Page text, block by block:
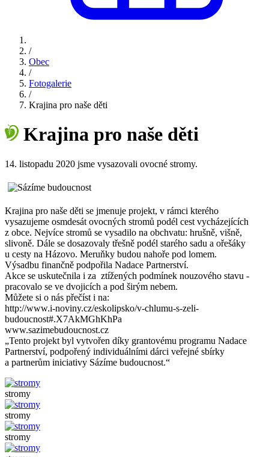
/
Obec
/
Fotogalerie
/
Krajina pro naše děti
Krajina pro naše děti
14. listopadu 2020 jsme vysazovali ovocné stromy.
Krajina pro naše děti se jmenuje projekt, v rámci kterého
vysazujeme osmdesát ovocných stromů podél cest vycházejících
z obce. Nejvíce stromů se vysadilo na obchvatu: hrušně, višně,
slivoně. Dále se dosazovaly třešně podél starého sadu a ořešáky
u cesty na Házovo. Meruňky budou nahoře pod lomem.
Výsadbu finančně podpořila Nadace Partnerství.
Akce se uskutečnila i za ztížených podmínek nouzového stavu -
pracovalo se ve dvojicích a pod širým nebem.
Můžete si o nás přečíst i na:
http://www.i-noviny.cz/eskolipsko/v-chlumu-s-zeli-
budoucnost#.X7AkMGhKhPa
www.sazimebudoucnost.cz
„Tento projekt byl vytvořen díky grantovému programu Nadace
Partnerství, podpořený individuálními dárci veřejné sbírky
a partnerům iniciativy Sázíme budoucnost.“
stromy
stromy
stromy